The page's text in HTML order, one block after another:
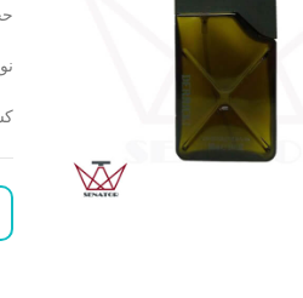
برای بزرگنمایی کلیک کنید